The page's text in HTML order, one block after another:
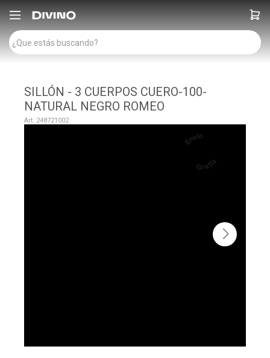

SILLÓN - 3 CUERPOS CUERO-100-
NATURAL NEGRO ROMEO
248721002